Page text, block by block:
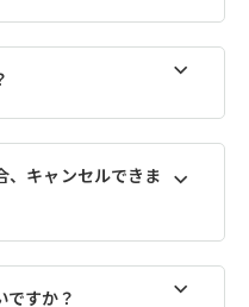
、キャンセルできま
ですか？